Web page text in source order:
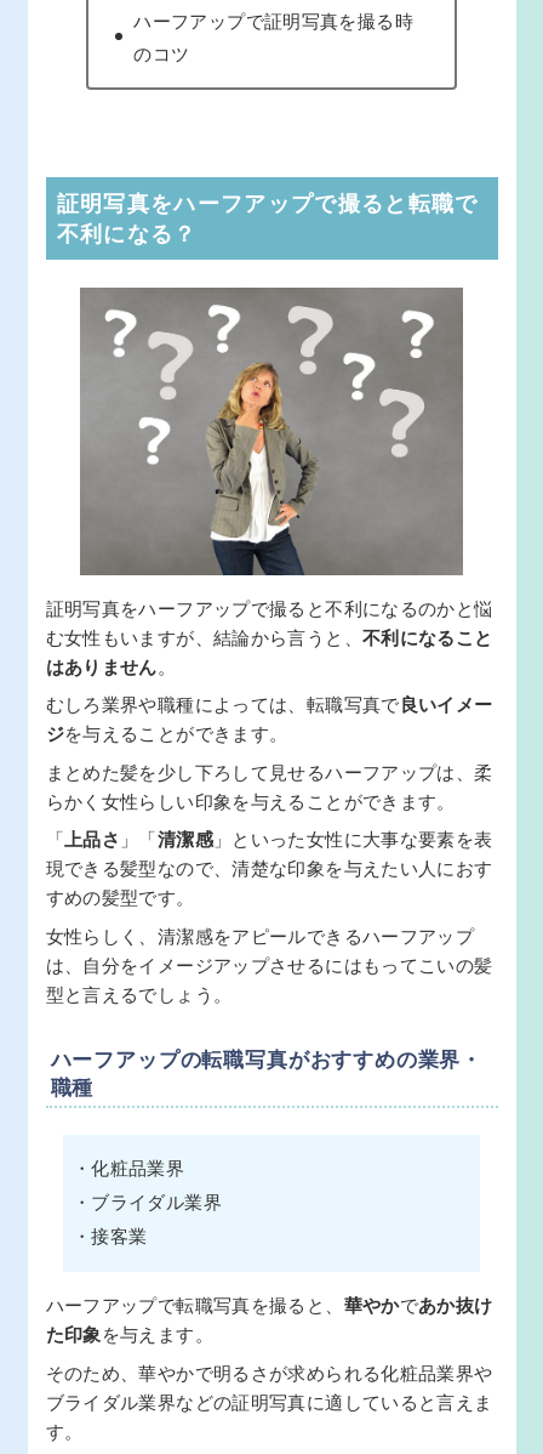
ハーフアップで証明写真を撮る時
のコツ
証明写真をハーフアップで撮ると転職で
不利になる？
証明写真をハーフアップで撮ると不利になるのかと悩
む女性もいますが、結論から言うと、 不利になること
はありません。
むしろ業界や職種によっては、転職写真で良いイメー
ジを与えることができます。
まとめた髪を少し下ろして見せるハーフアップは、柔
らかく女性らしい印象を与えることができます。
「上品さ 」「清潔感」といった女性に大事な要素を表
現できる髪型なので、清楚な印象を与えたい人におす
すめの髪型です。
女性らしく、清潔感をアピールできるハーフアップ
は、自分をイメージアップさせるにはもってこいの髪
型と言えるでしょう。
ハーフアップの転職写真がおすすめの業界・
職種
・化粧品業界
・ブライダル業界
・接客業
ハーフアップで転職写真を撮ると、 華やかであか抜け
た印象を与えます。
そのため、華やかで明るさが求められる化粧品業界や
ブライダル業界などの証明写真に適していると言えま
す。